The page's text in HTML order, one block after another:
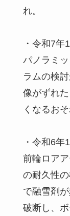
れ。
・令和7年
パノラミ
ラムの検
像がずれ
くなるおそ
・令和6年
前輪ロア
の耐久性
で融雪剤
破断し、